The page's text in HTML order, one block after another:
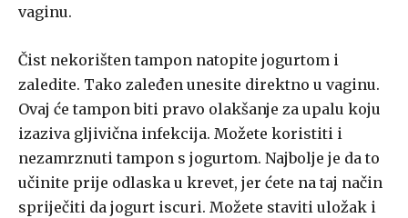
vaginu.
Čist nekorišten tampon natopite jogurtom i
zaledite. Tako zaleđen unesite direktno u vaginu.
Ovaj će tampon biti pravo olakšanje za upalu koju
izaziva gljivična infekcija. Možete koristiti i
nezamrznuti tampon s jogurtom. Najbolje je da to
učinite prije odlaska u krevet, jer ćete na taj način
spriječiti da jogurt iscuri. Možete staviti uložak i